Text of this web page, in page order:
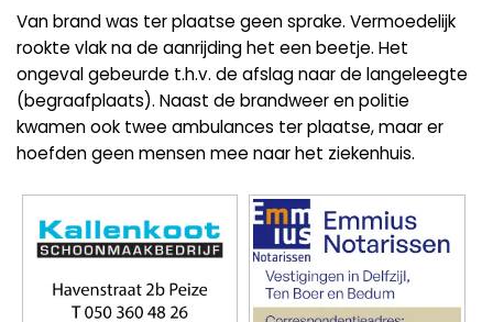
Van brand was ter plaatse geen sprake. Vermoedelijk
rookte vlak na de aanrijding het een beetje. Het
ongeval gebeurde t.h.v. de afslag naar de langeleegte
(begraafplaats). Naast de brandweer en politie
kwamen ook twee ambulances ter plaatse, maar er
hoefden geen mensen mee naar het ziekenhuis.